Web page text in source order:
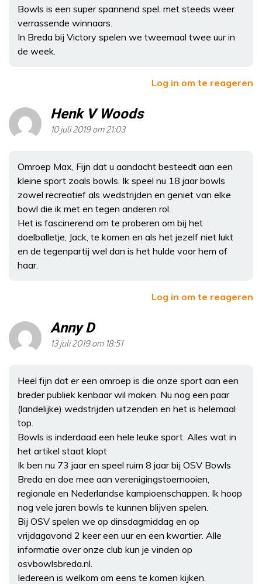
Bowls is een super spannend spel. met steeds weer
verrassende winnaars.
In Breda bij Victory spelen we tweemaal twee uur in
de week.
Log in om te reageren
Henk V Woods
10 juli 2019 om 21:03
Omroep Max, Fijn dat u aandacht besteedt aan een
kleine sport zoals bowls. Ik speel nu 18 jaar bowls
zowel recreatief als wedstrijden en geniet van elke
bowl die ik met en tegen anderen rol.
Het is fascinerend om te proberen om bij het
doelballetje, Jack, te komen en als het jezelf niet lukt
en de tegenpartij wel dan is het hulde voor hem of
haar.
Log in om te reageren
Anny D
13 juli 2019 om 18:51
Heel fijn dat er een omroep is die onze sport aan een
breder publiek kenbaar wil maken. Nu nog een paar
(landelijke) wedstrijden uitzenden en het is helemaal
top.
Bowls is inderdaad een hele leuke sport. Alles wat in
het artikel staat klopt
Ik ben nu 73 jaar en speel ruim 8 jaar bij OSV Bowls
Breda en doe mee aan verenigingstoernooien,
regionale en Nederlandse kampioenschappen. Ik hoop
nog vele jaren bowls te kunnen blijven spelen.
Bij OSV spelen we op dinsdagmiddag en op
vrijdagavond 2 keer een uur en een kwartier. Alle
informatie over onze club kun je vinden op
osvbowlsbreda.nl.
Iedereen is welkom om eens te komen kijken.